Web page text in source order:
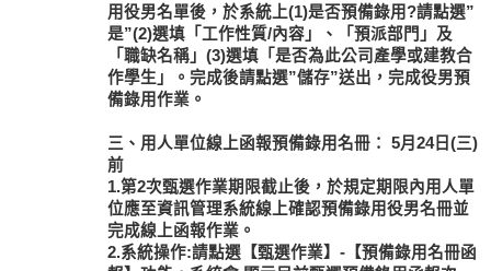
用役男名單後，於系統上(1)是否預備錄用?請點選”
是”(2)選填「工作性質/內容」、「預派部門」及
「職缺名稱」(3)選填「是否為此公司產學或建教合
作學生」。完成後請點選”儲存”送出，完成役男預
備錄用作業。
三、用人單位線上函報預備錄用名冊： 5月24日(三)
前
1.第2次甄選作業期限截止後，於規定期限內用人單
位應至資訊管理系統線上確認預備錄用役男名冊並
完成線上函報作業。
2.系統操作:請點選【甄選作業】-【預備錄用名冊函